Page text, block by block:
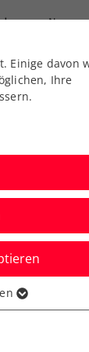
News
Über uns
Einige davon
Ihre
der
die Webseite